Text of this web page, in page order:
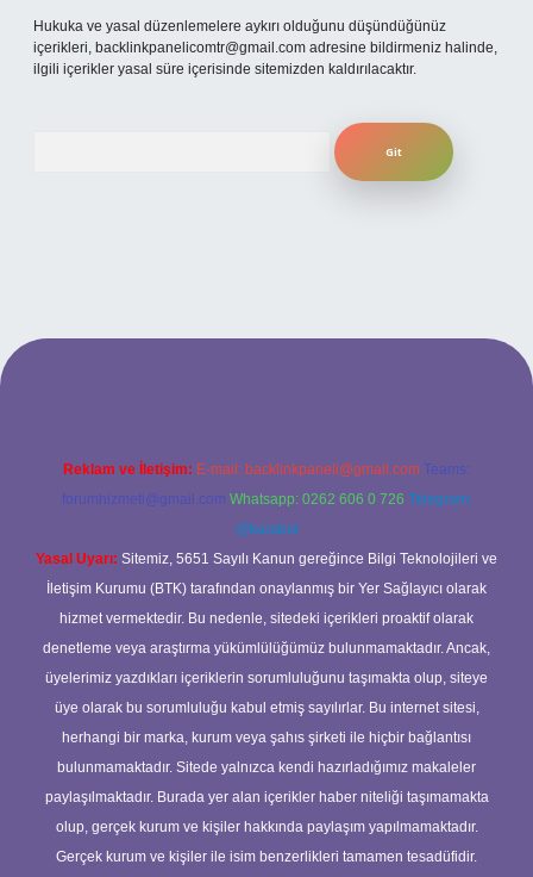
Hukuka ve yasal düzenlemelere aykırı olduğunu düşündüğünüz
içerikleri, backlinkpanelicomtr@gmail.com adresine bildirmeniz halinde,
ilgili içerikler yasal süre içerisinde sitemizden kaldırılacaktır.
giriş
Reklam ve İletişim: E-mail: backlinkpaneli@gmail.com Teams:
forumhizmeti@gmail.com Whatsapp: 0262 606 0 726 Telegram:
@karabul
Yasal Uyarı: Sitemiz, 5651 Sayılı Kanun gereğince Bilgi Teknolojileri ve
İletişim Kurumu (BTK) tarafından onaylanmış bir Yer Sağlayıcı olarak
hizmet vermektedir. Bu nedenle, sitedeki içerikleri proaktif olarak
denetleme veya araştırma yükümlülüğümüz bulunmamaktadır. Ancak,
üyelerimiz yazdıkları içeriklerin sorumluluğunu taşımakta olup, siteye
üye olarak bu sorumluluğu kabul etmiş sayılırlar. Bu internet sitesi,
herhangi bir marka, kurum veya şahıs şirketi ile hiçbir bağlantısı
bulunmamaktadır. Sitede yalnızca kendi hazırladığımız makaleler
paylaşılmaktadır. Burada yer alan içerikler haber niteliği taşımamakta
olup, gerçek kurum ve kişiler hakkında paylaşım yapılmamaktadır.
Gerçek kurum ve kişiler ile isim benzerlikleri tamamen tesadüfidir.